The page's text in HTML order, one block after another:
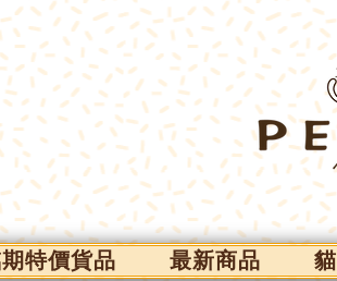
特價貨品 最新商品